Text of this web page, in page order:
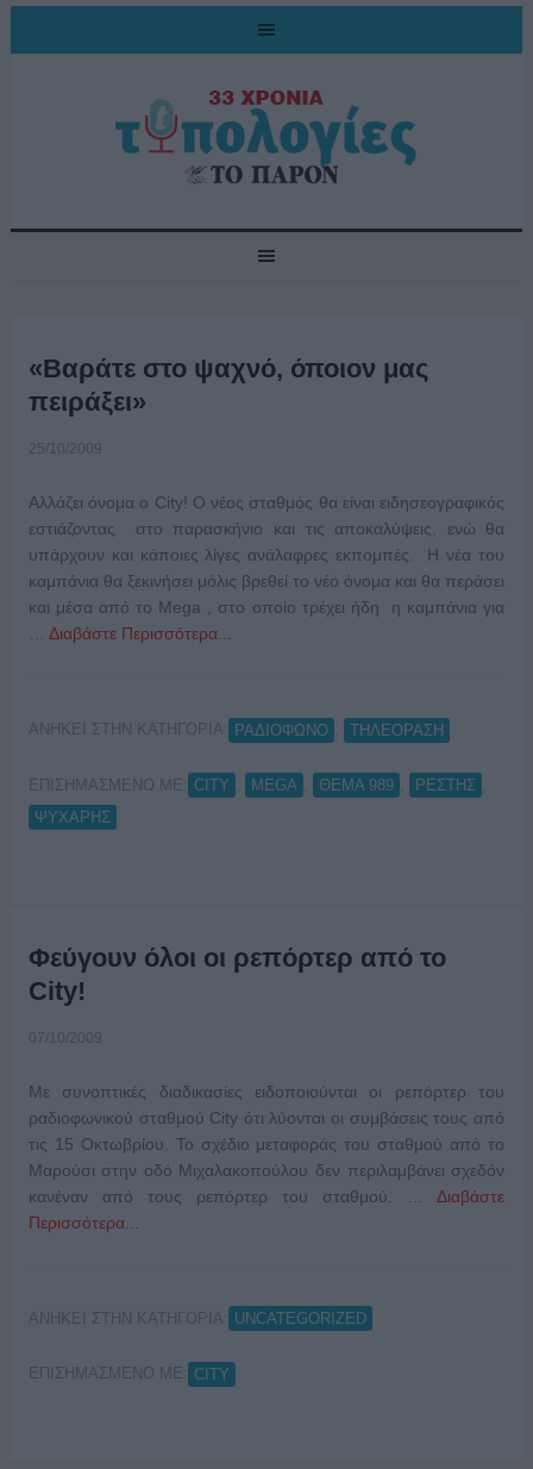
«Βαράτε στο ψαχνό, όποιον μας
πειράξει»
25/10/2009
Αλλάζει όνομα ο City! Ο νέος σταθμός θα είναι ειδησεογραφικός
εστιάζοντας στο παρασκήνιο και τις αποκαλύψεις, ενώ θα
υπάρχουν και κάποιες λίγες ανάλαφρες εκπομπές. Η νέα του
καμπάνια θα ξεκινήσει μόλις βρεθεί το νέο όνομα και θα περάσει
και μέσα από το Mega , στο οποίο τρέχει ήδη η καμπάνια για
Διαβάστε Περισσότερα...
ΑΝΗΚΕΙ ΣΤΗΝ ΚΑΤΗΓΟΡΙΑ: ΡΑΔΙΟΦΩΝΟ ΤΗΛΕΟΡΑΣΗ
ΕΠΙΣΗΜΑΣΜΕΝΟ ΜΕ: CITY MEGA ΘΕΜΑ 989 ΡΕΣΤΗΣ
ΨΥΧΑΡΗΣ
Φεύγουν όλοι οι ρεπόρτερ από το
City!
07/10/2009
Με συνοπτικές διαδικασίες ειδοποιούνται οι ρεπόρτερ του
ραδιοφωνικού σταθμού City ότι λύονται οι συμβάσεις τους από
τις 15 Οκτωβρίου. Το σχέδιο μεταφοράς του σταθμού από το
Μαρούσι στην οδό Μιχαλακοπούλου δεν περιλαμβάνει σχεδόν
κανέναν από τους ρεπόρτερ του σταθμού. …Διαβάστε
Περισσότερα...
ΑΝΗΚΕΙ ΣΤΗΝ ΚΑΤΗΓΟΡΙΑ: UNCATEGORIZED
ΕΠΙΣΗΜΑΣΜΕΝΟ ΜΕ: CITY